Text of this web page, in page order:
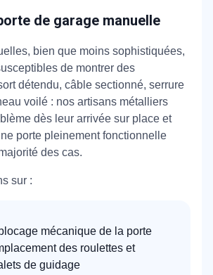
de garage manuelle
bien que moins sophistiquées,
de montrer des
détendu, câble sectionné, serrure
voilé : nos artisans métalliers
dès leur arrivée sur place et
porte pleinement fonctionnelle
des cas.
sur :
mécanique de la porte
des roulettes et
de guidage